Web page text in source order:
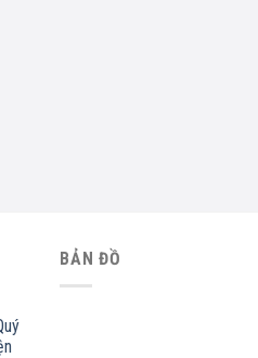
BẢN ĐỒ